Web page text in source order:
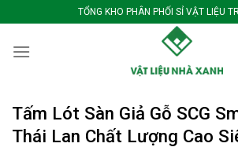
qua
nội
TỔNG KHO PHÂN PHỐI SỈ VẬT LIỆU
Tấm Lót Sàn Giả Gỗ SCG
Thái Lan Chất Lượng Cao